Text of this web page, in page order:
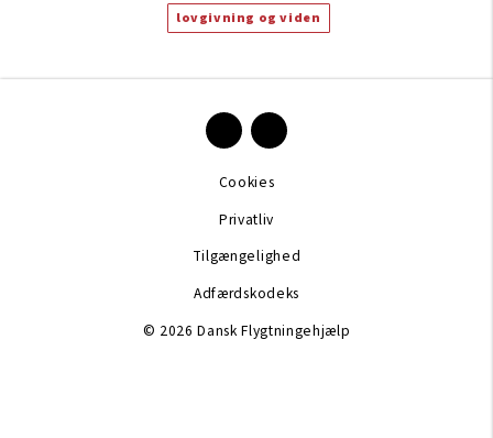
lovgivning og viden
© 2026 Dansk Flygtningehjælp
Cookies
Privatliv
Tilgængelighed
Adfærdskodeks